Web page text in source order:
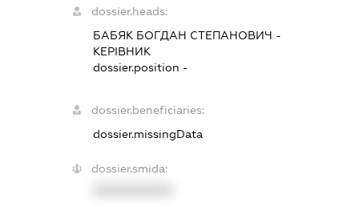
dossier.heads:
БАБЯК БОГДАН СТЕПАНОВИЧ -
КЕРІВНИК
dossier.position -
dossier.beneficiaries:
dossier.missingData
dossier.smida: